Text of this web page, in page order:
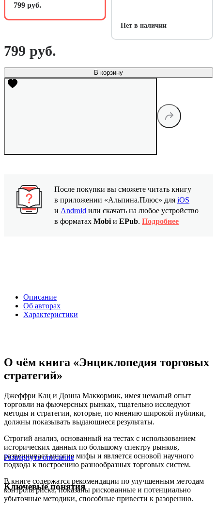
799 руб.
Нет в наличии
799 руб.
В корзину
После покупки вы сможете читать книгу
в приложении «Альпина.Плюс» для iOS
и Android или скачать на любое устройство
в форматах Mobi и EPub. Подробнее
Описание
Об авторах
Характеристики
О чём книга «Энциклопедия торговых
стратегий»
Джеффри Кац и Донна Маккормик, имея немалый опыт
торговли на фьючерсных рынках, тщательно исследуют
методы и стратегии, которые, по мнению широкой публики,
должны показывать выдающиеся результаты.
Строгий анализ, основанный на тестах с использованием
исторических данных по большому спектру рынков,
развенчивает многие мифы и является основой научного
подхода к построению разнообразных торговых систем.
В книге содержатся рекомендации по улучшенным методам
контроля риска, показаны рискованные и потенциально
убыточные методики, способные привести к разорению.
Развернуть описание
Ключевые понятия